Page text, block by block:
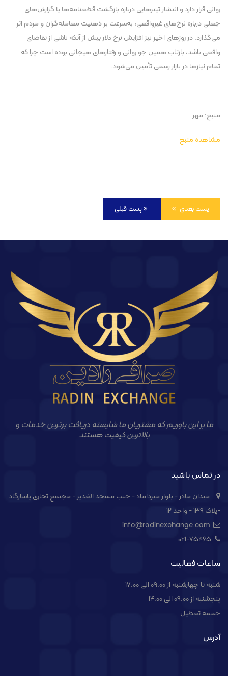
روانی قرار دارد و انتشار تیترهایی درباره بازگشت قطعنامه‌ها یا گزارش‌های
جعلی درباره نرخ‌های غیرواقعی، به‌سرعت بر ذهنیت معامله‌گران و مردم اثر
می‌گذارد. در روزهای اخیر نیز افزایش نرخ دلار بیش از آنکه ناشی از تقاضای
واقعی باشد، بازتاب همین جو روانی و رفتارهای هیجانی بوده است چرا که
تمام نیازها در بازار رسمی تأمین می‌شود.
منبع: مهر
مشاهده منبع
پست قبلی پست بعدی
ما بر این باوریم که مشتریان ما شایسته دریافت برترین خدمات و
بالاترین کیفیت هستند
در تماس باشید
میدان مادر - بلوار میرداماد - جنب مسجد الغدیر - مجتمع تجاری پاسارگاد
-پلاک ۱۳۹ - واحد ۱۲
021-۷۵۴۶۵
ساعات فعالیت
شنبه تا چهارشنبه از 09:00 الی 17:00
پنجشنبه از 09:00 الی 14:00
جمعه تعطیل
آدرس